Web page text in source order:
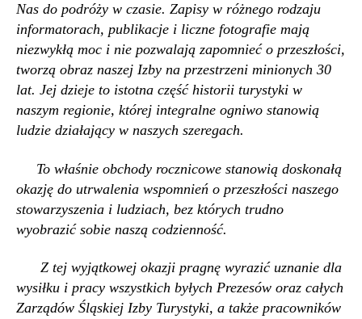
Nas do podróży w czasie. Zapisy w różnego rodzaju
informatorach, publikacje i liczne fotografie mają
niezwykłą moc i nie pozwalają zapomnieć o przeszłości,
tworzą obraz naszej Izby na przestrzeni minionych 30
lat. Jej dzieje to istotna część historii turystyki w
naszym regionie, której integralne ogniwo stanowią
ludzie działający w naszych szeregach.
To właśnie obchody rocznicowe stanowią doskonałą
okazję do utrwalenia wspomnień o przeszłości naszego
stowarzyszenia i ludziach, bez których trudno
wyobrazić sobie naszą codzienność.
Z tej wyjątkowej okazji pragnę wyrazić uznanie dla
wysiłku i pracy wszystkich byłych Prezesów oraz całych
Zarządów Śląskiej Izby Turystyki, a także pracowników